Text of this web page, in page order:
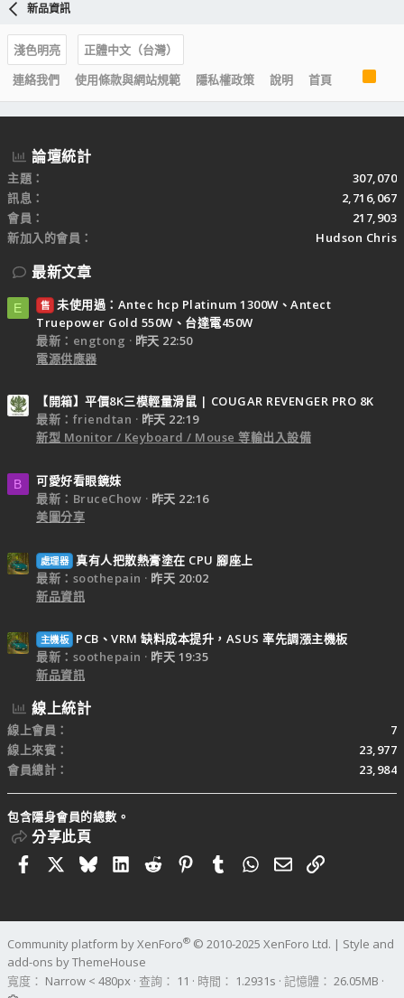
新品資訊
淺色明亮
正體中文（台灣）
連絡我們
使用條款與網站規範 隱私權政策 說明 首頁
S
論壇統計
主題
307,070
訊息
2,716,067
會員
217,903
新加入的會員
Hudson Chris
最新文章
E 售 未使用過：Antec hcp Platinum 1300W、Antect
Truepower Gold 550W、台達電450W
最新：engtong
昨天 22:50
電源供應器
【開箱】平價8K三模輕量滑鼠 | COUGAR REVENGER PRO 8K
最新：friendtan
昨天 22:19
新型 Monitor / Keyboard / Mouse 等輸出入設備
B
可愛好看眼鏡妹
最新：BruceChow
昨天 22:16
美圖分享
處理器 真有人把散熱膏塗在 CPU 腳座上
最新：soothepain
昨天 20:02
新品資訊
主機板
PCB、VRM 缺料成本提升，ASUS 率先調漲主機板
最新：soothepain
昨天 19:35
新品資訊
線上統計
線上會員
7
線上來賓
23,977
會員總計
23,984
包含隱身會員的總數。
分享此頁
FacebookBlueskyLinkedIn
RedditPinterestTumblrWhatsApp
電子郵件
連結
Community platform by XenForo® © 2010-2025 XenForo Ltd. | Style and
add-ons by ThemeHouse
寬度
查詢 11 時間 1.2931s 記憶體 26.05MB